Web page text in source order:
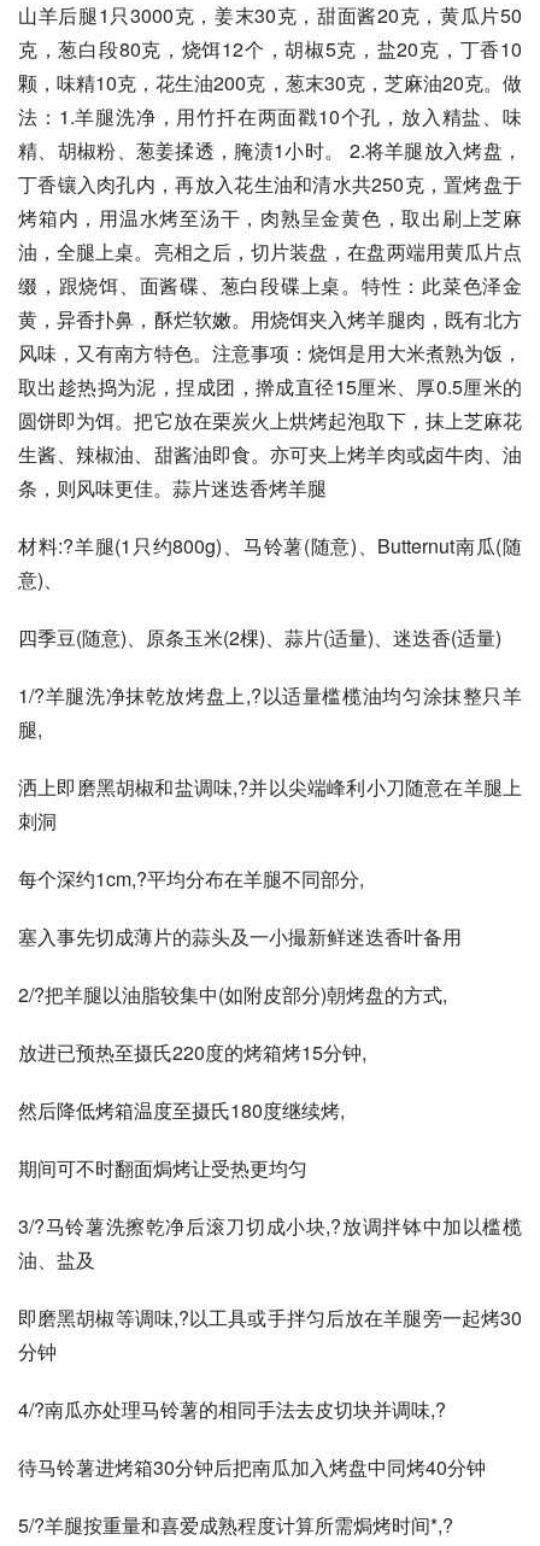
山羊后腿1只3000克，姜末30克，甜面酱20克，黄瓜片50
克，葱白段80克，烧饵12个，胡椒5克，盐20克，丁香10
颗，味精10克，花生油200克，葱末30克，芝麻油20克。做
法：1.羊腿洗净，用竹扦在两面戳10个孔，放入精盐、味
精、胡椒粉、葱姜揉透，腌渍1小时。 2.将羊腿放入烤盘，
丁香镶入肉孔内，再放入花生油和清水共250克，置烤盘于
烤箱内，用温水烤至汤干，肉熟呈金黄色，取出刷上芝麻
油，全腿上桌。亮相之后，切片装盘，在盘两端用黄瓜片点
缀，跟烧饵、面酱碟、葱白段碟上桌。特性：此菜色泽金
黄，异香扑鼻，酥烂软嫩。用烧饵夹入烤羊腿肉，既有北方
风味，又有南方特色。注意事项：烧饵是用大米煮熟为饭，
取出趁热捣为泥，捏成团，擀成直径15厘米、厚0.5厘米的
圆饼即为饵。把它放在栗炭火上烘烤起泡取下，抹上芝麻花
生酱、辣椒油、甜酱油即食。亦可夹上烤羊肉或卤牛肉、油
条，则风味更佳。蒜片迷迭香烤羊腿
材料:?羊腿(1只约800g)、马铃薯(随意)、Butternut南瓜(随
意)、
四季豆(随意)、原条玉米(2棵)、蒜片(适量)、迷迭香(适量)
1/?羊腿洗净抹乾放烤盘上,?以适量槛榄油均匀涂抹整只羊
腿,
洒上即磨黑胡椒和盐调味,?并以尖端峰利小刀随意在羊腿上
刺洞
每个深约1cm,?平均分布在羊腿不同部分,
塞入事先切成薄片的蒜头及一小撮新鲜迷迭香叶备用
2/?把羊腿以油脂较集中(如附皮部分)朝烤盘的方式,
放进已预热至摄氏220度的烤箱烤15分钟,
然后降低烤箱温度至摄氏180度继续烤,
期间可不时翻面焗烤让受热更均匀
3/?马铃薯洗擦乾净后滚刀切成小块,?放调拌钵中加以槛榄
油、盐及
即磨黑胡椒等调味,?以工具或手拌匀后放在羊腿旁一起烤30
分钟
4/?南瓜亦处理马铃薯的相同手法去皮切块并调味,?
待马铃薯进烤箱30分钟后把南瓜加入烤盘中同烤40分钟
5/?羊腿按重量和喜爱成熟程度计算所需焗烤时间*,?